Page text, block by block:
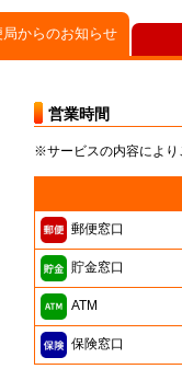
局からのお知らせ
営業時間
※サービスの内容により
郵便窓口
貯金窓口
ATM
保険窓口